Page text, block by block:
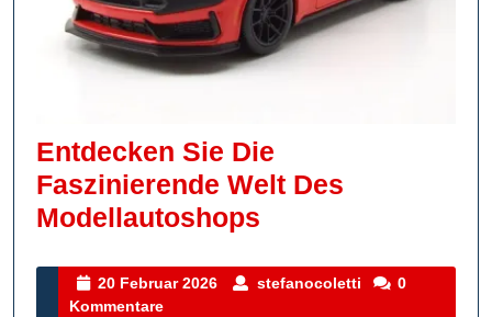
Entdecken Sie Die
Faszinierende Welt Des
Modellautoshops
Die
20 Februar 2026
20
stefanocoletti stefanocoletti
0
Kommentare